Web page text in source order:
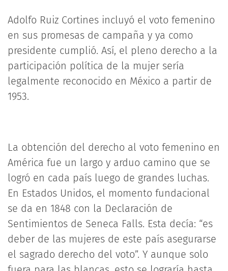
Adolfo Ruiz Cortines incluyó el voto femenino
en sus promesas de campaña y ya como
presidente cumplió. Así, el pleno derecho a la
participación política de la mujer sería
legalmente reconocido en México a partir de
1953.
La obtención del derecho al voto femenino en
América fue un largo y arduo camino que se
logró en cada país luego de grandes luchas.
En Estados Unidos, el momento fundacional
se da en 1848 con la Declaración de
Sentimientos de Seneca Falls. Esta decía: “es
deber de las mujeres de este país asegurarse
el sagrado derecho del voto”. Y aunque solo